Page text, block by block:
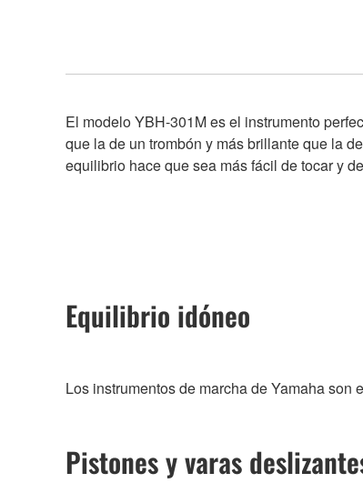
El modelo YBH-301M es el instrumento
que la de un trombón y más brillante que la
equilibrio hace que sea más fácil de tocar y
Equilibrio idóneo
Los instrumentos de marcha de Yamaha
Pistones y varas